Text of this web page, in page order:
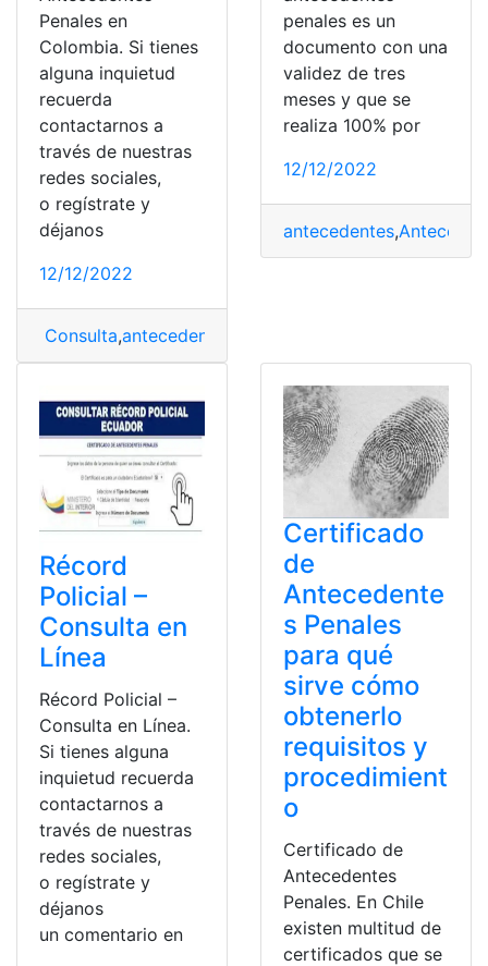
Penales en
Colombia. Si tienes
alguna inquietud
recuerda
contactarnos a
través de nuestras
redes sociales,
o regístrate y
déjanos
12/12/2022
Consulta,antecedentes
penales es un
documento con una
validez de tres
meses y que se
realiza 100% por
12/12/2022
antecedentes,
Récord
Policial –
Consulta en
Línea
Récord Policial –
Consulta en Línea.
Si tienes alguna
inquietud recuerda
contactarnos a
través de nuestras
redes sociales,
o regístrate y
déjanos
un comentario en
Certificado
de
Antecedente
s Penales
para qué
sirve cómo
obtenerlo
requisitos y
procedimient
o
Certificado de
Antecedentes
Penales. En Chile
existen multitud de
certificados que se